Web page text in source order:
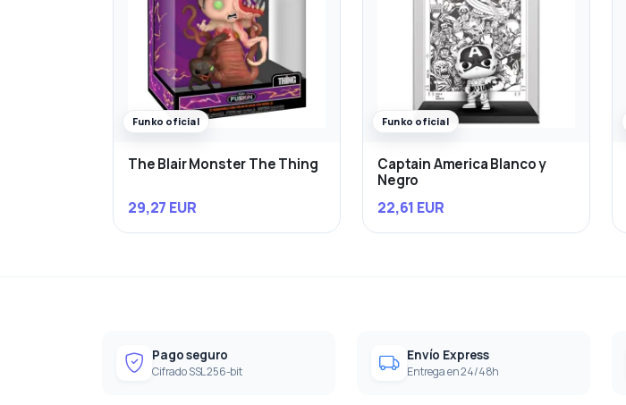
Funko oficial
The Blair Monster The Thing
29,27 EUR
Funko oficial
Captain America Blanco y
Negro
22,61 EUR
Pago seguro
Cifrado SSL 256-bit
Envío Express
Entrega en 24/48h